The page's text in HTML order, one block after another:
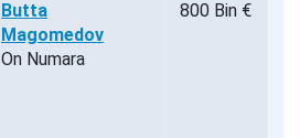
Butta
Magomedov
On Numara
800 Bin €